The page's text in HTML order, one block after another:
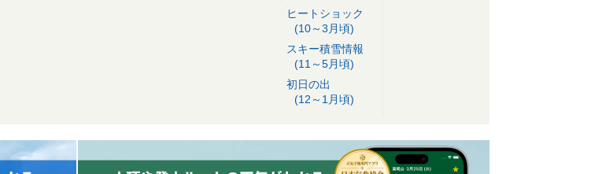
ヒートショック
(10～3月頃)
スキー積雪情報
(11～5月頃)
初日の出
(12～1月頃)